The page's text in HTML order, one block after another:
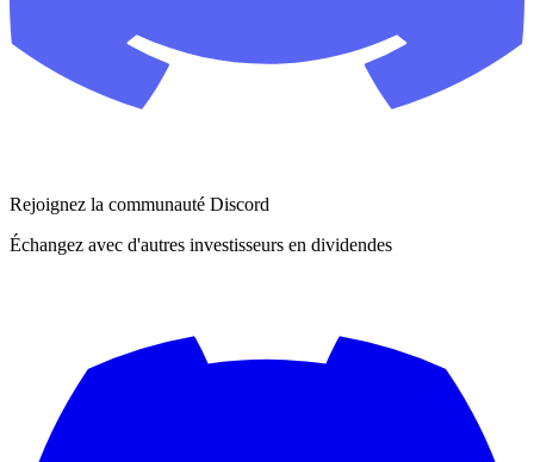
Rejoignez la communauté Discord
Échangez avec d'autres investisseurs en dividendes